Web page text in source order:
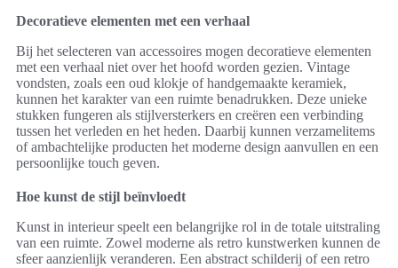
Decoratieve elementen met een verhaal
Bij het selecteren van accessoires mogen decoratieve elementen
met een verhaal niet over het hoofd worden gezien. Vintage
vondsten, zoals een oud klokje of handgemaakte keramiek,
kunnen het karakter van een ruimte benadrukken. Deze unieke
stukken fungeren als stijlversterkers en creëren een verbinding
tussen het verleden en het heden. Daarbij kunnen verzamelitems
of ambachtelijke producten het moderne design aanvullen en een
persoonlijke touch geven.
Hoe kunst de stijl beïnvloedt
Kunst in interieur speelt een belangrijke rol in de totale uitstraling
van een ruimte. Zowel moderne als retro kunstwerken kunnen de
sfeer aanzienlijk veranderen. Een abstract schilderij of een retro